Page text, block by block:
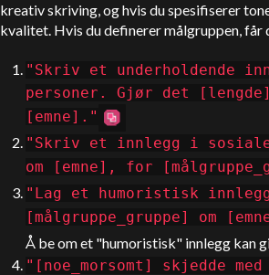
kreativ skriving, og hvis du spesifiserer
kvalitet. Hvis du definerer målgruppen, får
"Skriv et underholdende
personer. Gjør det
[emne]."
"Skriv et innlegg i
om [emne], for
"Lag et humoristisk
[målgruppe_gruppe] om
Å be om et "humoristisk" innlegg kan
"[noe_morsomt] skjedde